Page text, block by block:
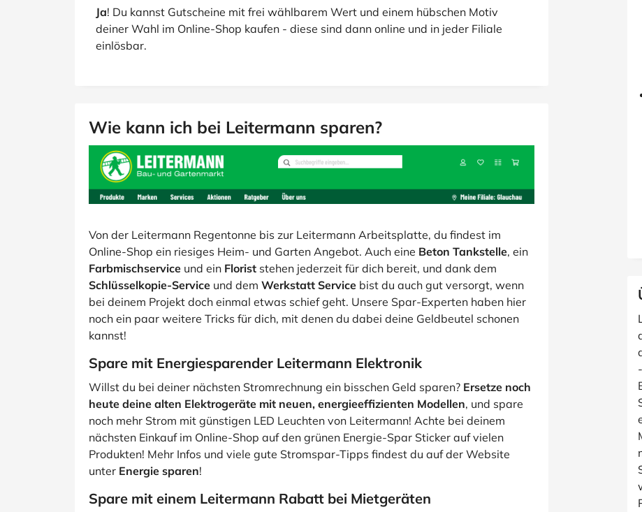
Ja! Du kannst Gutscheine mit frei wählbarem Wert und einem hübschen Motiv
deiner Wahl im Online-Shop kaufen - diese sind dann online und in jeder Filiale
einlösbar.
Wie kann ich bei Leitermann sparen?
Von der Leitermann Regentonne bis zur Leitermann Arbeitsplatte, du findest im
Online-Shop ein riesiges Heim- und Garten Angebot. Auch eine Beton Tankstelle, ein
Farbmischservice und ein Florist stehen jederzeit für dich bereit, und dank dem
Schlüsselkopie-Service und dem Werkstatt Service bist du auch gut versorgt, wenn
bei deinem Projekt doch einmal etwas schief geht. Unsere Spar-Experten haben hier
noch ein paar weitere Tricks für dich, mit denen du dabei deine Geldbeutel schonen
kannst!
Spare mit Energiesparender Leitermann Elektronik
Willst du bei deiner nächsten Stromrechnung ein bisschen Geld sparen? Ersetze noch
heute deine alten Elektrogeräte mit neuen, energieeffizienten Modellen, und spare
noch mehr Strom mit günstigen LED Leuchten von Leitermann! Achte bei deinem
nächsten Einkauf im Online-Shop auf den grünen Energie-Spar Sticker auf vielen
Produkten! Mehr Infos und viele gute Stromspar-Tipps findest du auf der Website
unter Energie sparen!
Spare mit einem Leitermann Rabatt bei Mietgeräten